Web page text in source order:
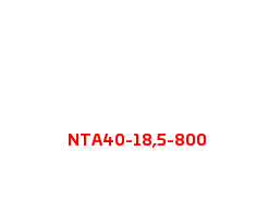
NTA40-18,5-800